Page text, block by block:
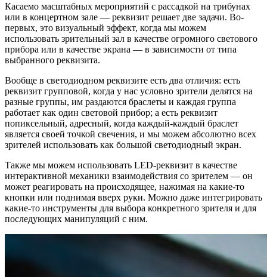
Касаемо масштабных мероприятий с рассадкой на трибунах
или в концертном зале — реквизит решает две задачи. Во-
первых, это визуальный эффект, когда мы можем
использовать зрительный зал в качестве огромного светового
прибора или в качестве экрана — в зависимости от типа
выбранного реквизита.
Вообще в светодиодном реквизите есть два отличия: есть
реквизит групповой, когда у нас условно зрители делятся на
разные группы, им раздаются браслеты и каждая группа
работает как один световой прибор; а есть реквизит
попиксельный, адресный, когда каждый-каждый браслет
является своей точкой свечения, и мы можем абсолютно всех
зрителей использовать как большой светодиодный экран.
Также мы можем использовать LED-реквизит в качестве
интерактивной механики взаимодействия со зрителем — он
может реагировать на происходящее, нажимая на какие-то
кнопки или поднимая вверх руки. Можно даже интегрировать
какие-то инструменты для выбора конкретного зрителя и для
последующих манипуляций с ним.